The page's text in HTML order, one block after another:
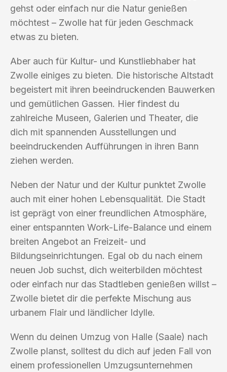
gehst oder einfach nur die Natur genießen
möchtest – Zwolle hat für jeden Geschmack
etwas zu bieten.
Aber auch für Kultur- und Kunstliebhaber hat
Zwolle einiges zu bieten. Die historische Altstadt
begeistert mit ihren beeindruckenden Bauwerken
und gemütlichen Gassen. Hier findest du
zahlreiche Museen, Galerien und Theater, die
dich mit spannenden Ausstellungen und
beeindruckenden Aufführungen in ihren Bann
ziehen werden.
Neben der Natur und der Kultur punktet Zwolle
auch mit einer hohen Lebensqualität. Die Stadt
ist geprägt von einer freundlichen Atmosphäre,
einer entspannten Work-Life-Balance und einem
breiten Angebot an Freizeit- und
Bildungseinrichtungen. Egal ob du nach einem
neuen Job suchst, dich weiterbilden möchtest
oder einfach nur das Stadtleben genießen willst –
Zwolle bietet dir die perfekte Mischung aus
urbanem Flair und ländlicher Idylle.
Wenn du deinen Umzug von Halle (Saale) nach
Zwolle planst, solltest du dich auf jeden Fall von
einem professionellen Umzugsunternehmen